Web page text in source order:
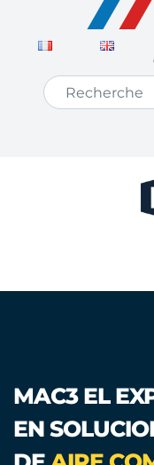
MAC3 EL
EN
Panel de gestión de